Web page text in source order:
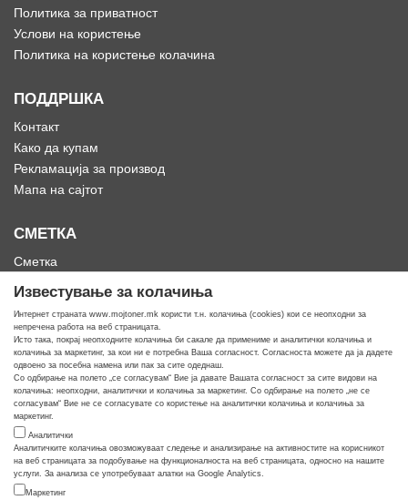
Известување за колачиња
Интернет страната www.mojtoner.mk користи т.н. колачиња (cookies) кои се неопходни за
непречена работа на веб страницата.
Исто така, покрај неопходните колачиња би сакале да примениме и аналитички колачиња и
колачиња за маркетинг, за кои ни е потребна Ваша согласност. Согласноста можете да ја дадете
одвоено за посебна намена или пак за сите одеднаш.
Со одбирање на полето „се согласувам“ Вие ја давате Вашата согласност за сите видови на
колачиња: неопходни, аналитички и колачиња за маркетинг. Со одбирање на полето „не се
согласувам“ Вие не се согласувате со користење на аналитички колачиња и колачиња за
маркетинг.
Аналитички
Аналитичките колачиња овозможуваат следење и анализирање на активностите на корисникот
на веб страницата за подобување на функционалноста на веб страницата, односно на нашите
услуги. За анализа се употребуваат алатки на Google Analytics.
Маркетинг
Политика за приватност
Услови на користење
Политика на користење колачина
ПОДДРШКА
Контакт
Како да купам
Рекламација за производ
Мапа на сајтот
СМЕТКА
Сметка
Омилени
Кога ти треба тонер